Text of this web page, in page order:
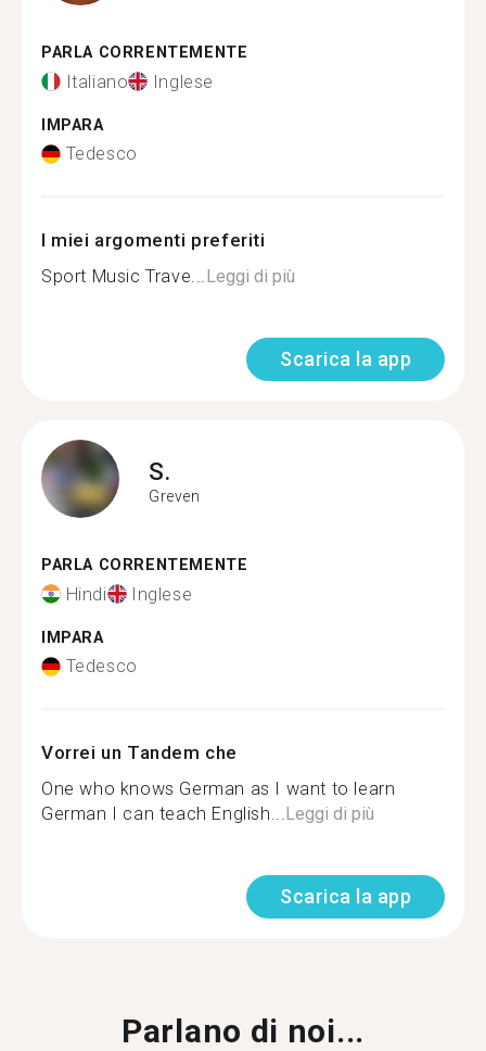
PARLA CORRENTEMENTE
Italiano Inglese
IMPARA
Tedesco
I miei argomenti preferiti
Sport Music Trave...Leggi di più
Scarica la app
S.
Greven
PARLA CORRENTEMENTE
Hindi Inglese
IMPARA
Tedesco
Vorrei un Tandem che
One who knows German as I want to learn
German I can teach English...Leggi di più
Scarica la app
Parlano di noi...